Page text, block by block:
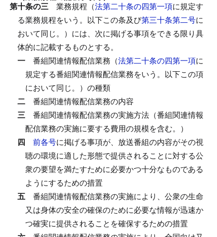
第十条の三
業務規程（法第二十条の四第一項に規定す
る業務規程をいう。以下この条及び第三十条第二号に
おいて同じ。）には、次に掲げる事項をできる限り具
体的に記載するものとする。
一
番組関連情報配信業務（法第二十条の四第一項に
規定する番組関連情報配信業務をいう。以下この項
において同じ。）の種類
二
番組関連情報配信業務の内容
三
番組関連情報配信業務の実施方法（番組関連情報
配信業務の実施に要する費用の規模を含む。）
四
前各号に掲げる事項が、放送番組の内容がその視
聴の環境に適した形態で提供されることに対する公
衆の要望を満たすために必要かつ十分なものである
ようにするための措置
五
番組関連情報配信業務の実施により、公衆の生命
又は身体の安全の確保のために必要な情報が迅速か
つ確実に提供されることを確保するための措置